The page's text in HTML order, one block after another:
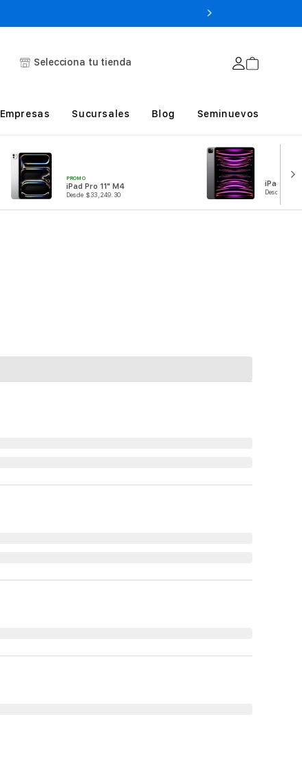
Selecciona tu tienda
Empresas Sucursales Blog Seminuevos
PROMO
iPad Pro 11" M4
Desde $33,249.30
iPad Pro
Desde